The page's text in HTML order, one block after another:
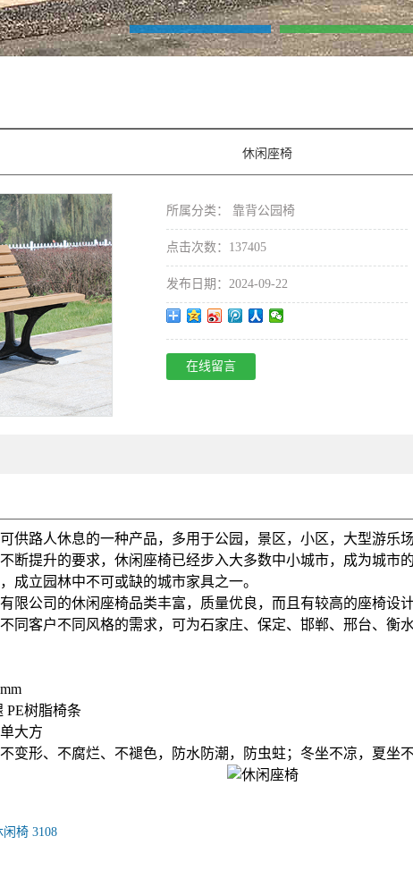
休闲座椅
所属分类： 靠背公园椅
点击次数：137405
发布日期：2024-09-22
在线留言
供路人休息的一种产品，多用于公园，景区，小区，大型游乐
断提升的要求，休闲座椅已经步入大多数中小城市，成为城市
成立园林中不可或缺的城市家具之一。
限公司的休闲座椅品类丰富，质量优良，而且有较高的座椅设
同客户不同风格的需求，可为石家庄、保定、邯郸、邢台、衡
PE树脂椅条
大方
变形、不腐烂、不褪色，防水防潮，防虫蛀；冬坐不凉，夏坐
椅 3108